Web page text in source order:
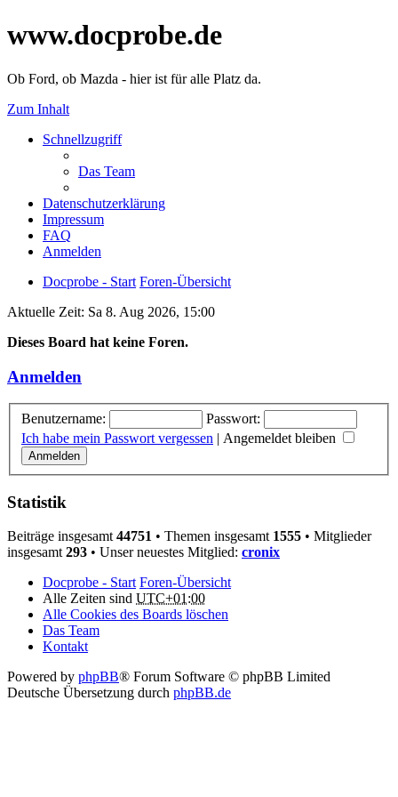
www.docprobe.de
Ob Ford, ob Mazda - hier ist für alle Platz da.
Zum Inhalt
Schnellzugriff
Das Team
Datenschutzerklärung
Impressum
FAQ
Anmelden
Docprobe - Start Foren-Übersicht
Aktuelle Zeit: Sa 8. Aug 2026, 15:00
Dieses Board hat keine Foren.
Anmelden
Benutzername:
Passwort:
Ich habe mein Passwort vergessen | Angemeldet bleiben
Statistik
Beiträge insgesamt 44751 • Themen insgesamt 1555 • Mitglieder
insgesamt 293 • Unser neuestes Mitglied: cronix
Docprobe - Start Foren-Übersicht
Alle Zeiten sind UTC+01:00
Alle Cookies des Boards löschen
Das Team
Kontakt
Powered by phpBB® Forum Software © phpBB Limited
Deutsche Übersetzung durch phpBB.de